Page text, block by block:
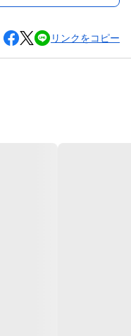
リンクをコピー